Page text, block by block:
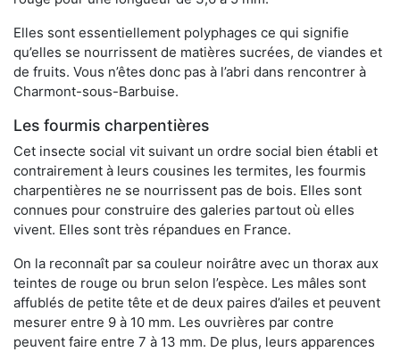
Elles sont essentiellement polyphages ce qui signifie
qu’elles se nourrissent de matières sucrées, de viandes et
de fruits. Vous n’êtes donc pas à l’abri dans rencontrer à
Charmont-sous-Barbuise.
Les fourmis charpentières
Cet insecte social vit suivant un ordre social bien établi et
contrairement à leurs cousines les termites, les fourmis
charpentières ne se nourrissent pas de bois. Elles sont
connues pour construire des galeries partout où elles
vivent. Elles sont très répandues en France.
On la reconnaît par sa couleur noirâtre avec un thorax aux
teintes de rouge ou brun selon l’espèce. Les mâles sont
affublés de petite tête et de deux paires d’ailes et peuvent
mesurer entre 9 à 10 mm. Les ouvrières par contre
peuvent faire entre 7 à 13 mm. De plus, leurs apparences